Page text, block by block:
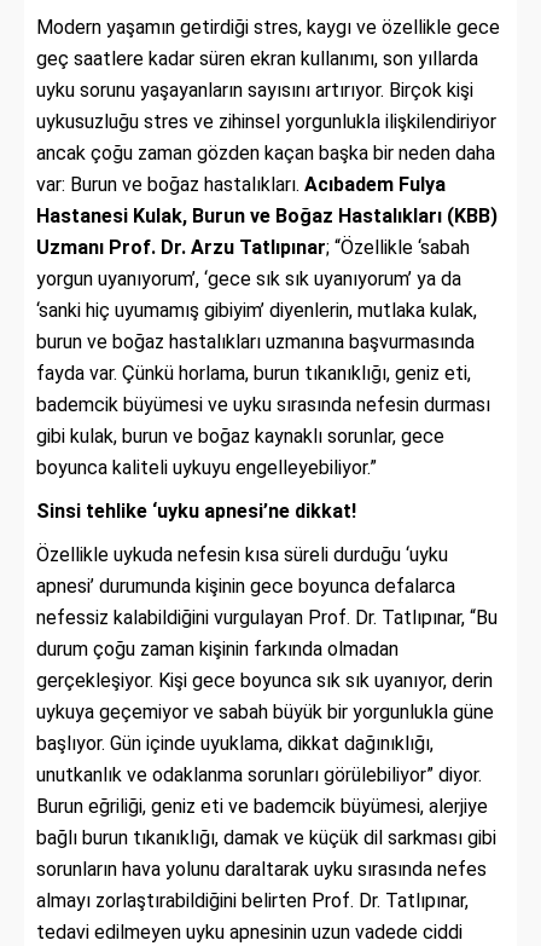
Modern yaşamın getirdiği stres, kaygı ve özellikle gece
geç saatlere kadar süren ekran kullanımı, son yıllarda
uyku sorunu yaşayanların sayısını artırıyor. Birçok kişi
uykusuzluğu stres ve zihinsel yorgunlukla ilişkilendiriyor
ancak çoğu zaman gözden kaçan başka bir neden daha
var: Burun ve boğaz hastalıkları. Acıbadem Fulya
Hastanesi Kulak, Burun ve Boğaz Hastalıkları (KBB)
Uzmanı Prof. Dr. Arzu Tatlıpınar; “Özellikle ‘sabah
yorgun uyanıyorum’, ‘gece sık sık uyanıyorum’ ya da
‘sanki hiç uyumamış gibiyim’ diyenlerin, mutlaka kulak,
burun ve boğaz hastalıkları uzmanına başvurmasında
fayda var. Çünkü horlama, burun tıkanıklığı, geniz eti,
bademcik büyümesi ve uyku sırasında nefesin durması
gibi kulak, burun ve boğaz kaynaklı sorunlar, gece
boyunca kaliteli uykuyu engelleyebiliyor.”
Sinsi tehlike ‘uyku apnesi’ne dikkat!
Özellikle uykuda nefesin kısa süreli durduğu ‘uyku
apnesi’ durumunda kişinin gece boyunca defalarca
nefessiz kalabildiğini vurgulayan Prof. Dr. Tatlıpınar, “Bu
durum çoğu zaman kişinin farkında olmadan
gerçekleşiyor. Kişi gece boyunca sık sık uyanıyor, derin
uykuya geçemiyor ve sabah büyük bir yorgunlukla güne
başlıyor. Gün içinde uyuklama, dikkat dağınıklığı,
unutkanlık ve odaklanma sorunları görülebiliyor” diyor.
Burun eğriliği, geniz eti ve bademcik büyümesi, alerjiye
bağlı burun tıkanıklığı, damak ve küçük dil sarkması gibi
sorunların hava yolunu daraltarak uyku sırasında nefes
almayı zorlaştırabildiğini belirten Prof. Dr. Tatlıpınar,
tedavi edilmeyen uyku apnesinin uzun vadede ciddi